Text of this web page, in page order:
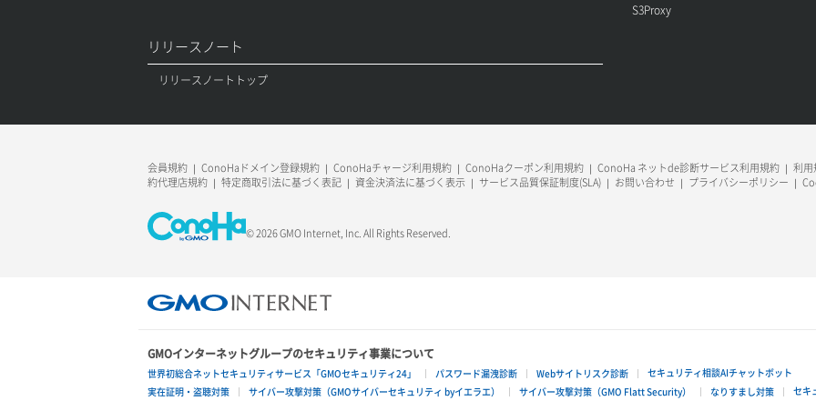
一時的Web公開
S3Proxy
リリースノート
リリースノートトップ
会員規約 ConoHaドメイン登録規約 ConoHaチャージ利用規約 ConoHaクーポン利用規約 ConoHa ネットde診断サービス利用規約
利用
約代理店規約
特定商取引法に基づく表記 資金決済法に基づく表示 サービス品質保証制度(SLA) お問い合わせ プライバシーポリシー
© 2026 GMO Internet, Inc. All Rights Reserved.
GMOインターネットグループのセキュリティ事業について
世界初総合ネットセキュリティサービス「GMOセキュリティ24」 パスワード漏洩診断 Webサイトリスク診断
セキュリティ相談AIチャットボット
実在証明・盗聴対策
サイバー攻撃対策（GMOサイバーセキュリティ byイエラエ） サイバー攻撃対策（GMO Flatt Security） なりすまし対策 セキ